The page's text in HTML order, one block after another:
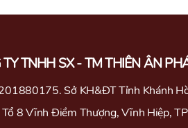
TNHH SX - TM THIÊN ÂN
Sở KH&ĐT Tỉnh Khánh
8 Vĩnh Điềm Thượng, Vĩnh Hiệp,